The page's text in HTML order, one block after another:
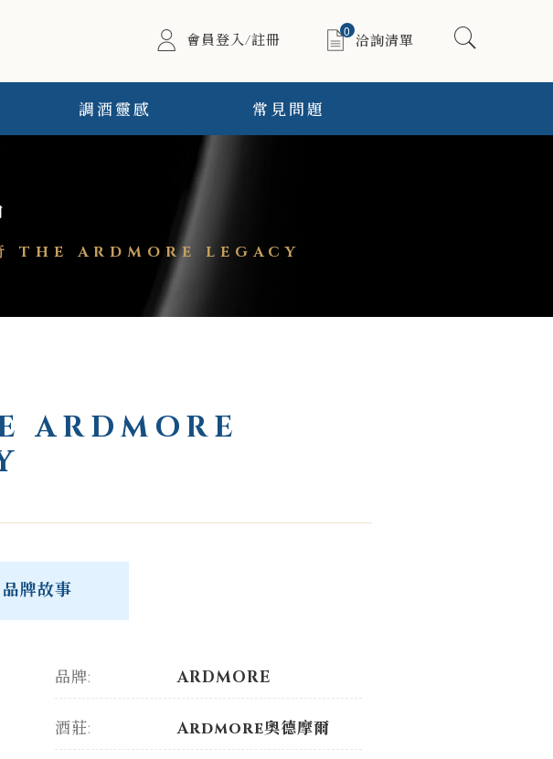
會員登入/註冊 0
洽詢清單
調酒靈感 常見問題
THE ARDMORE LEGACY
ARDMORE
品牌故事
品牌: ARDMORE
酒莊: Ardmore奧德摩爾